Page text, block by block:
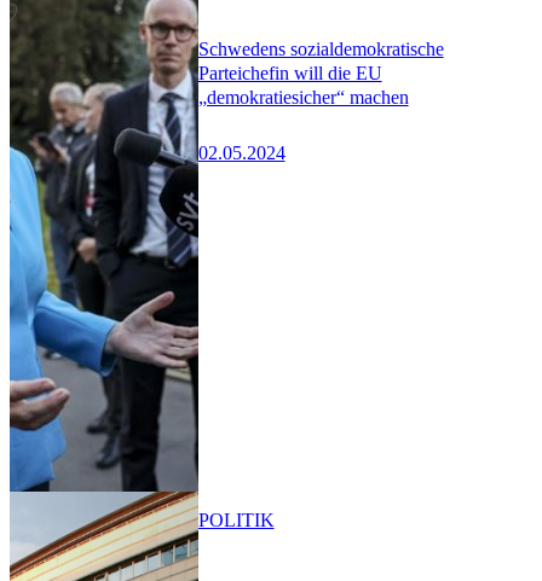
Schwedens sozialdemokratische
Parteichefin will die EU
„demokratiesicher“ machen
02.05.2024
POLITIK